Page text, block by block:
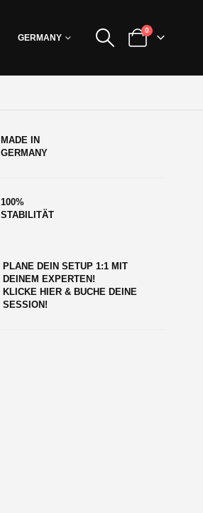
GERMANY
0
MADE IN
GERMANY
100%
STABILITÄT
PLANE DEIN SETUP 1:1 MIT
DEINEM EXPERTEN!
KLICKE HIER & BUCHE DEINE
SESSION!